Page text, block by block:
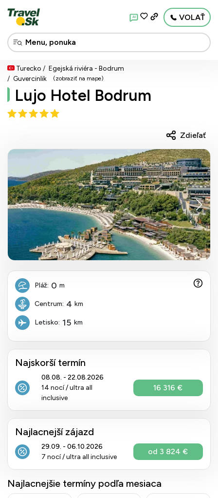
AI VOLAŤ
Turecko
Egejská riviéra - Bodrum
Guvercinlik
(zobraziť na mape)
Lujo Hotel Bodrum
Zdieľať
Pláž: 0 m
Centrum: 4 km
Letisko: 15 km
Najskorší termín
08.08. - 22.08.2026
14 nocí / ultra all
inclusive
16 316 €
Najlacnejší zájazd
29.09. - 06.10.2026
7 nocí / ultra all inclusive
od 3 824 €
Najlacnejšie termíny podľa mesiaca